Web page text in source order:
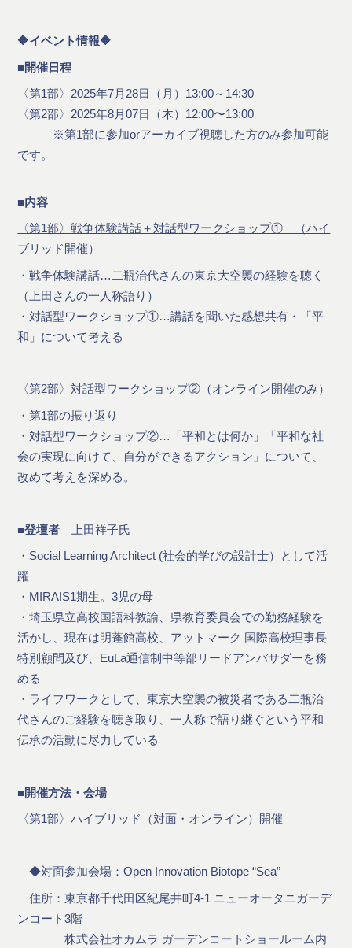
🔶イベント情報🔶
■開催日程
〈第1部〉2025年7月28日（月）13:00～14:30
〈第2部〉2025年8月07日（木）12:00〜13:00
※第1部に参加orアーカイブ視聴した方のみ参加可能
です。
■内容
〈第1部〉戦争体験講話＋対話型ワークショップ① （ハイ
ブリッド開催）
・戦争体験講話…二瓶治代さんの東京大空襲の経験を聴く
（上田さんの一人称語り）
・対話型ワークショップ①…講話を聞いた感想共有・「平
和」について考える
〈第2部〉対話型ワークショップ②（オンライン開催のみ）
・第1部の振り返り
・対話型ワークショップ②…「平和とは何か」「平和な社
会の実現に向けて、自分ができるアクション」について、
改めて考えを深める。
■登壇者 上田祥子氏
・Social Learning Architect (社会的学びの設計士）として活
躍
・MIRAIS1期生。3児の母
・埼玉県立高校国語科教諭、県教育委員会での勤務経験を
活かし、現在は明蓬館高校、アットマーク 国際高校理事長
特別顧問及び、EuLa通信制中等部リードアンバサダーを務
める
・ライフワークとして、東京大空襲の被災者である二瓶治
代さんのご経験を聴き取り、一人称で語り継ぐという平和
伝承の活動に尽力している
■開催方法・会場
〈第1部〉ハイブリッド（対面・オンライン）開催
◆対面参加会場：Open Innovation Biotope “Sea”
住所：東京都千代田区紀尾井町4-1 ニューオータニガーデ
ンコート3階
株式会社オカムラ ガーデンコートショールーム内